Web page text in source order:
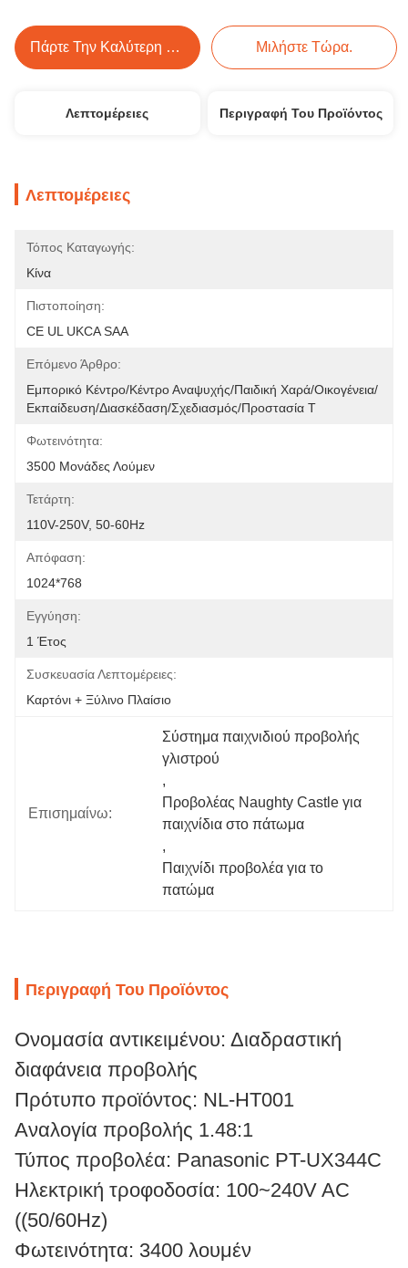
Πάρτε Την Καλύτερη Τιμή Μιλήστε Τώρα.
Λεπτομέρειες Περιγραφή Του Προϊόντος
Λεπτομέρειες
Τόπος Καταγωγής:
Κίνα
Πιστοποίηση:
CE UL UKCA SAA
Επόμενο Άρθρο:
Εμπορικό Κέντρο/κέντρο Αναψυχής/παιδική Χαρά/οικογένεια/
Εκπαίδευση/διασκέδαση/σχεδιασμός/προστασία Τ
Φωτεινότητα:
3500 Μονάδες Λούμεν
Τετάρτη:
110V-250V, 50-60Hz
Απόφαση:
1024*768
Εγγύηση:
1 Έτος
Συσκευασία Λεπτομέρειες:
Καρτόνι + Ξύλινο Πλαίσιο
Επισημαίνω:
Σύστημα παιχνιδιού προβολής
γλιστρού
,
Προβολέας Naughty Castle για
παιχνίδια στο πάτωμα
,
Παιχνίδι προβολέα για το
πατώμα
Περιγραφή Του Προϊόντος
Ονομασία αντικειμένου: Διαδραστική
διαφάνεια προβολής
Πρότυπο προϊόντος: NL-HT001
Αναλογία προβολής 1.48:1
Τύπος προβολέα: Panasonic PT-UX344C
Ηλεκτρική τροφοδοσία: 100~240V AC
((50/60Hz)
Φωτεινότητα: 3400 λουμέν